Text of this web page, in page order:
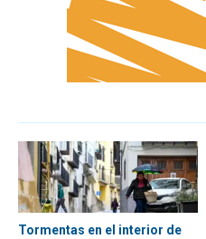
Tormentas en el interior de